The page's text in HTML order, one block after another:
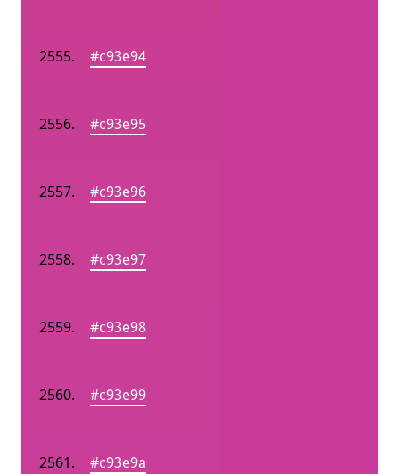
#c93e94
#c93e95
#c93e96
#c93e97
#c93e98
#c93e99
#c93e9a